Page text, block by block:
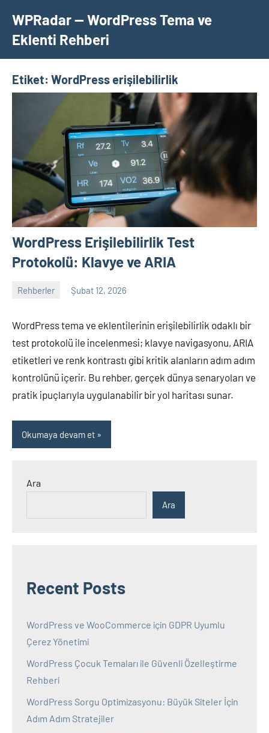
geçWPRadar — WordPress Tema ve
Eklenti Rehberi
Etiket: WordPress erişilebilirlik
WordPress Erişilebilirlik Test
Protokolü: Klavye ve ARIA
Rehberler Şubat 12, 2026
WordPress tema ve eklentilerinin erişilebilirlik odaklı bir
test protokolü ile incelenmesi; klavye navigasyonu, ARIA
etiketleri ve renk kontrastı gibi kritik alanların adım adım
kontrolünü içerir. Bu rehber, gerçek dünya senaryoları ve
pratik ipuçlarıyla uygulanabilir bir yol haritası sunar.
Okumaya devam et
Ara
Ara
Recent Posts
WordPress ve WooCommerce için GDPR Uyumlu
Çerez Yönetimi
WordPress Çocuk Temaları ile Güvenli Özelleştirme
Rehberi
WordPress Sorgu Optimizasyonu: Büyük Siteler İçin
Adım Adım Stratejiler